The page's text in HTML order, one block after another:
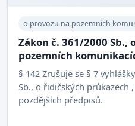
o provozu na pozemních
Zákon č. 361/2000 Sb.,
pozemních
§ 142 Zrušuje se § 7
Sb., o řidičských průkazech
pozdějších předpisů.